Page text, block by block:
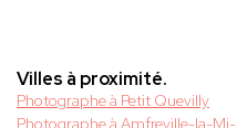
Villes à proximité.
Photographe à Petit Quevilly
Photographe à Amfreville-la-Mi-